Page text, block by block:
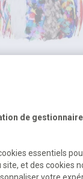
de
essentiels
et des cookies
votre